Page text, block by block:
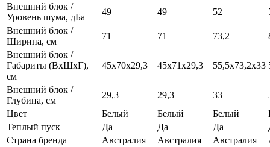
Внешний блок /
Уровень шума, дБа
49 49 52
Внешний блок /
Ширина, см
71 71 73,2
Внешний блок /
Габариты (ВхШхГ),
см
45x70x29,3 45x71x29,3 55,5х73,2х33
Внешний блок /
Глубина, см
29,3 29,3 33
Цвет
Белый Белый Белый
Теплый пуск
Да Да Да
Страна бренда
Австралия Австралия Австралия